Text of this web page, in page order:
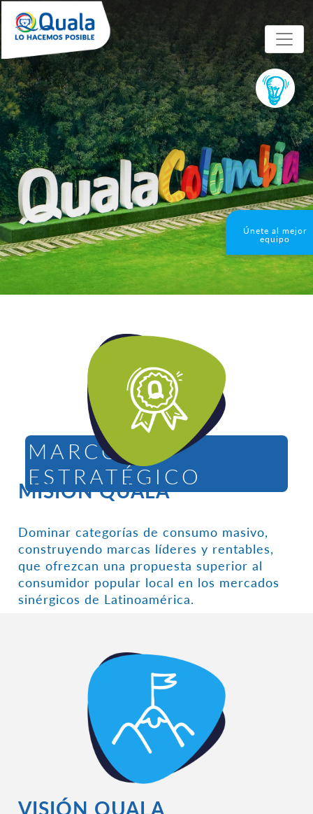
MARCO
ESTRATÉGICO
MISIÓN QUALA
Dominar categorías de consumo masivo,
construyendo marcas líderes y rentables,
que ofrezcan una propuesta superior al
consumidor popular local en los mercados
sinérgicos de Latinoamérica.
VISIÓN QUALA
Únete al mejor
equipo